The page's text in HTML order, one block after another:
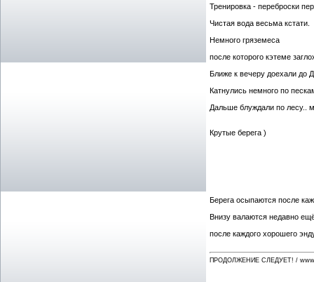
Тренировка - переброски
Чистая вода весьма кстати.
Немного гряземеса
после которого кэтеме
Ближе к вечеру доехали до
Катнулись немного по
Дальше блуждали по лесу..
Крутые берега )
Берега осыпаются после
Внизу валаются недавно
после каждого хорошего
ПРОДОЛЖЕНИЕ СЛЕДУЕТ! /